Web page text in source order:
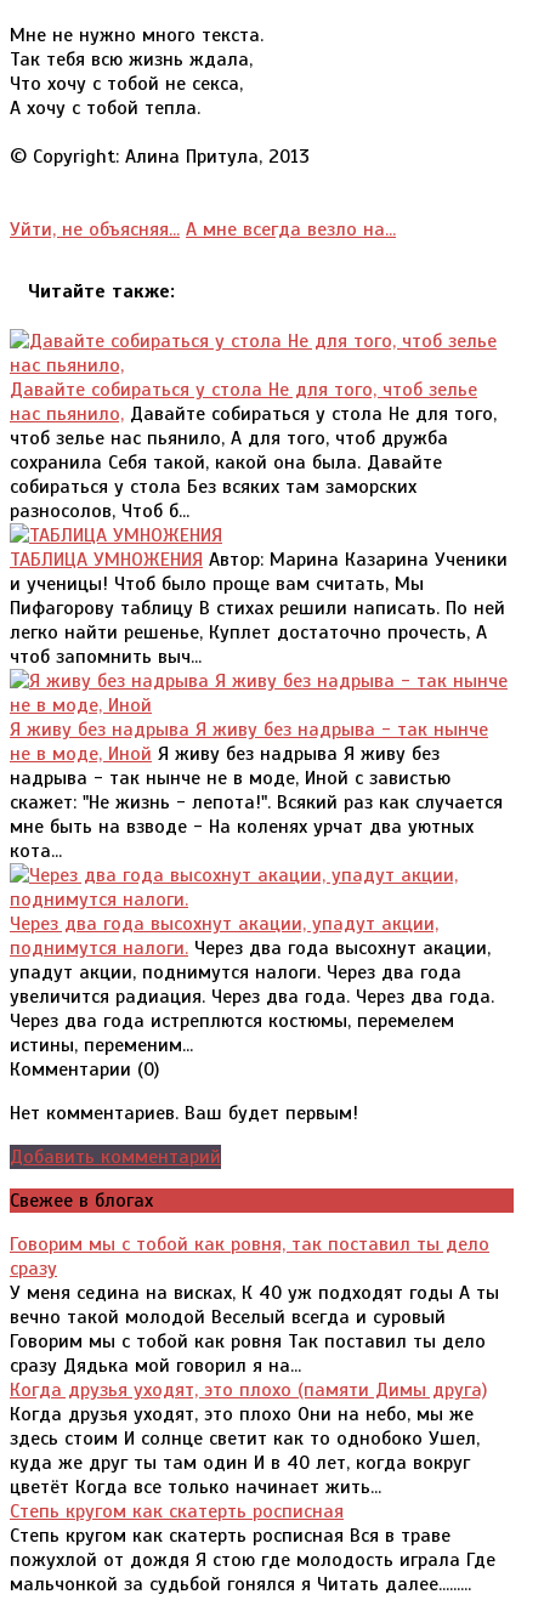
Мне не нужно много текста.
Так тебя всю жизнь ждала,
Что хочу с тобой не секса,
А хочу с тобой тепла.
© Copyright: Алина Притула, 2013
Уйти, не объясняя... А мне всегда везло на...
Читайте также:
Давайте собираться у стола Не для того, чтоб зелье
нас пьянило, Давайте собираться у стола Не для того,
чтоб зелье нас пьянило, А для того, чтоб дружба
сохранила Себя такой, какой она была. Давайте
собираться у стола Без всяких там заморских
разносолов, Чтоб б...
ТАБЛИЦА УМНОЖЕНИЯ Автор: Марина Казарина Ученики
и ученицы! Чтоб было проще вам считать, Мы
Пифагорову таблицу В стихах решили написать. По ней
легко найти решенье, Куплет достаточно прочесть, А
чтоб запомнить выч...
Я живу без надрыва Я живу без надрыва - так нынче
не в моде, Иной Я живу без надрыва Я живу без
надрыва - так нынче не в моде, Иной с завистью
скажет: "Не жизнь - лепота!". Всякий раз как случается
мне быть на взводе - На коленях урчат два уютных
кота...
Через два года высохнут акации, упадут акции,
поднимутся налоги. Через два года высохнут акации,
упадут акции, поднимутся налоги. Через два года
увеличится радиация. Через два года. Через два года.
Через два года истреплются костюмы, перемелем
истины, переменим...
Комментарии (0)
Нет комментариев. Ваш будет первым!
Добавить комментарий
Свежее в блогах
Говорим мы с тобой как ровня, так поставил ты дело
сразу
У меня седина на висках, К 40 уж подходят годы А ты
вечно такой молодой Веселый всегда и суровый
Говорим мы с тобой как ровня Так поставил ты дело
сразу Дядька мой говорил я на...
Когда друзья уходят, это плохо (памяти Димы друга)
Когда друзья уходят, это плохо Они на небо, мы же
здесь стоим И солнце светит как то однобоко Ушел,
куда же друг ты там один И в 40 лет, когда вокруг
цветёт Когда все только начинает жить...
Степь кругом как скатерть росписная
Степь кругом как скатерть росписная Вся в траве
пожухлой от дождя Я стою где молодость играла Где
мальчонкой за судьбой гонялся я Читать далее.........